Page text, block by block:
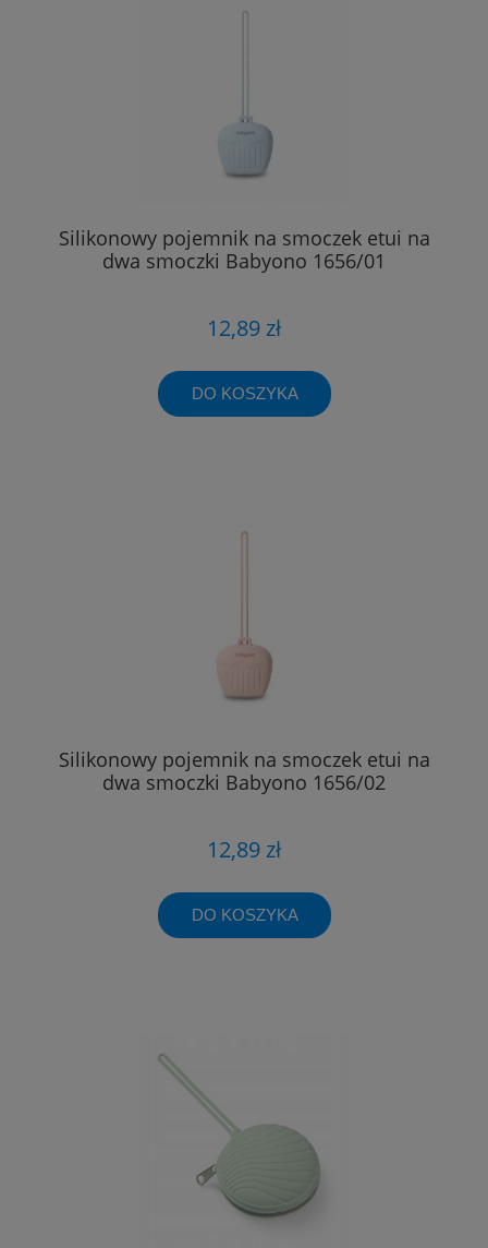
Silikonowy pojemnik na smoczek etui na
dwa smoczki Babyono 1656/01
12,89 zł
DO KOSZYKA
Silikonowy pojemnik na smoczek etui na
dwa smoczki Babyono 1656/02
12,89 zł
DO KOSZYKA